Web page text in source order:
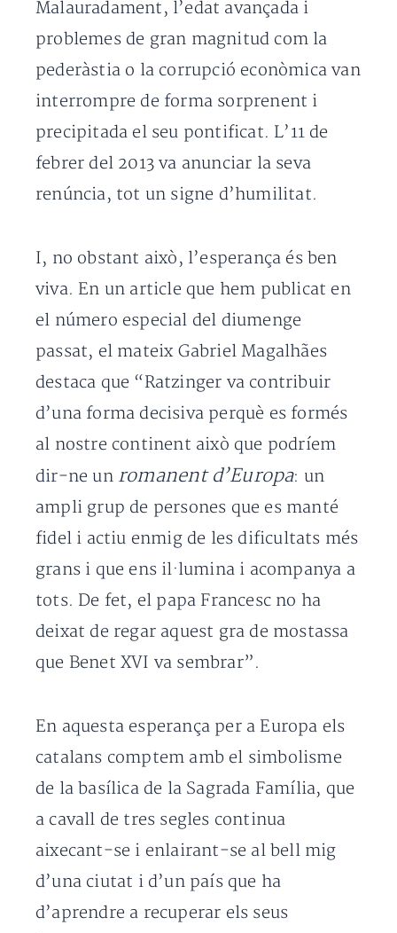
Malauradament, l’edat avançada i
problemes de gran magnitud com la
pederàstia o la corrupció econòmica van
interrompre de forma sorprenent i
precipitada el seu pontificat. L’11 de
febrer del 2013 va anunciar la seva
renúncia, tot un signe d’humilitat.
I, no obstant això, l’esperança és ben
viva. En un article que hem publicat en
el número especial del diumenge
passat, el mateix Gabriel Magalhães
destaca que “Ratzinger va contribuir
d’una forma decisiva perquè es formés
al nostre continent això que podríem
dir-ne un romanent d’Europa: un
ampli grup de persones que es manté
fidel i actiu enmig de les dificultats més
grans i que ens il·lumina i acompanya a
tots. De fet, el papa Francesc no ha
deixat de regar aquest gra de mostassa
que Benet XVI va sembrar”.
En aquesta esperança per a Europa els
catalans comptem amb el simbolisme
de la basílica de la Sagrada Família, que
a cavall de tres segles continua
aixecant-se i enlairant-se al bell mig
d’una ciutat i d’un país que ha
d’aprendre a recuperar els seus